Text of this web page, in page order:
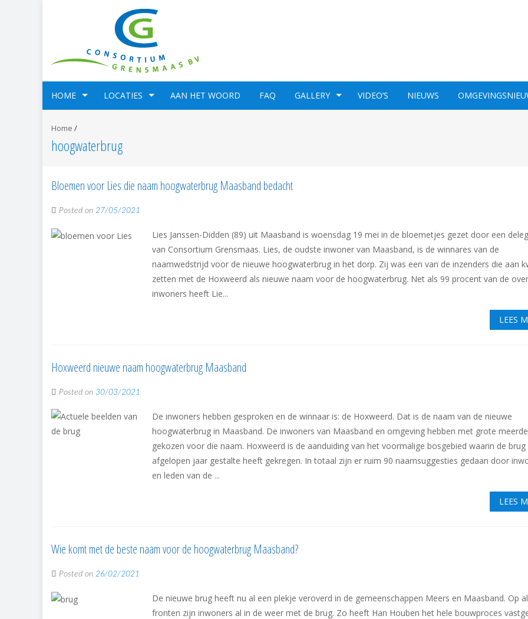
HOME LOCATIES AAN HET WOORD FAQ GALLERY VIDEO’S NIEUWS
Home /
hoogwaterbrug
Bloemen voor Lies die naam hoogwaterbrug Maasband bedacht
Posted on 27/05/2021
Lies Janssen-Didden (89) uit Maasband is woensdag 19 mei in de bloemetjes gezet door een
van Consortium Grensmaas. Lies, de oudste inwoner van Maasband, is de winnares van de
naamwedstrijd voor de nieuwe hoogwaterbrug in het dorp. Zij was een van de inzenders die aan
zetten met de Hoxweerd als nieuwe naam voor de hoogwaterbrug. Net als 99 procent van de
inwoners heeft Lie...
LEES
Hoxweerd nieuwe naam hoogwaterbrug Maasband
Posted on 30/03/2021
De inwoners hebben gesproken en de winnaar is: de Hoxweerd. Dat is de naam van de nieuwe
hoogwaterbrug in Maasband. De inwoners van Maasband en omgeving hebben met grote
gekozen voor die naam. Hoxweerd is de aanduiding van het voormalige bosgebied waarin de brug
afgelopen jaar gestalte heeft gekregen. In totaal zijn er ruim 90 naamsuggesties gedaan door
en leden van de ...
LEES
Wie komt met de beste naam voor de hoogwaterbrug Maasband?
Posted on 26/02/2021
De nieuwe brug heeft nu al een plekje veroverd in de gemeenschappen Meers en Maasband. Op
fronten zijn inwoners al in de weer met de brug. Zo heeft Han Houben het hele bouwproces